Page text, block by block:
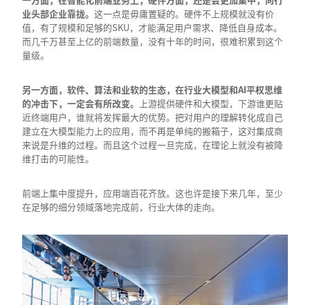
业头部企业靠拢。这一点是毋庸置疑的。硬件不上规模就没有价
值，有了规模和足够的SKU，才能满足用户需求、降低自身成本。
而几千万甚至上亿的前端数量，没有十年的时间，很难积累到这个
量级。
另一方面，软件、算法和业软的生态，在行业大模型和AI平权思维
的冲击下，一定会有所改变。
上游提供硬件和大模型，下游谁更贴
近终端用户，谁就将发挥最大的优势。把对用户的理解转化成自己
建立在大模型能力上的应用，而不再是单纯的搬箱子，这对集成商
来说是升维的过程。而且这个过程一旦完成，在理论上就没有被降
维打击的可能性。
前端上集中度提升，应用端百花齐放。这也许是接下来几年，至少
在足够的细分领域落地完成前，行业大体的走向。